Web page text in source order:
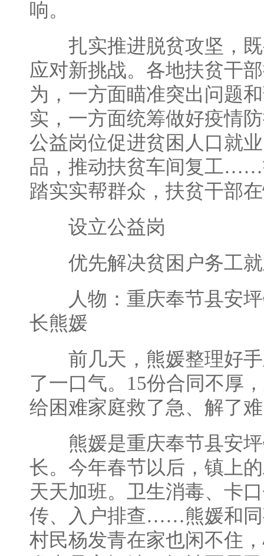
响。
扎实推进脱贫攻坚，既
应对新挑战。各地扶贫干
为，一方面瞄准突出问题
实，一方面统筹做好疫情
公益岗位促进贫困人口就
品，推动扶贫车间复工……
踏实实帮群众，扶贫干部
设立公益岗
优先解决贫困户务工
人物：重庆奉节县安坪
长熊媛
前几天，熊媛整理好手
了一口气。15份合同不厚
给困难家庭救了急、解了
熊媛是重庆奉节县安坪
长。今年春节以后，镇上
天天加班。卫生消毒、卡
传、入户排查……熊媛和同
村民杨发青在家也闲不住